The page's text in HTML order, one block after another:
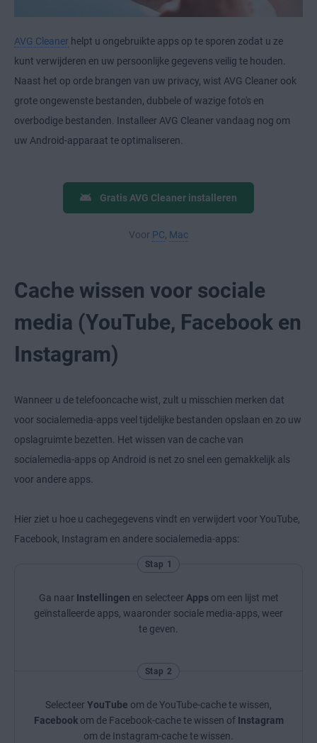
AVG Cleaner helpt u ongebruikte apps op te sporen zodat u ze
kunt verwijderen en uw persoonlijke gegevens veilig te houden.
Naast het op orde brangen van uw privacy, wist AVG Cleaner ook
grote ongewenste bestanden, dubbele of wazige foto's en
overbodige bestanden. Installeer AVG Cleaner vandaag nog om
uw Android-apparaat te optimaliseren.
Gratis AVG Cleaner installeren
Voor PC Mac
Cache wissen voor sociale
media (YouTube, Facebook en
Instagram)
Wanneer u de telefooncache wist, zult u misschien merken dat
voor socialemedia-apps veel tijdelijke bestanden opslaan en zo uw
opslagruimte bezetten. Het wissen van de cache van
socialemedia-apps op Android is net zo snel een gemakkelijk als
voor andere apps.
Hier ziet u hoe u cachegegevens vindt en verwijdert voor YouTube,
Facebook, Instagram en andere socialemedia-apps:
Stap 1
Ga naar Instellingen en selecteer Appsom een lijst met
geïnstalleerde apps, waaronder sociale media-apps, weer
te geven.
Stap 2
Selecteer YouTube om de YouTube-cache te wissen,
Facebookom de Facebook-cache te wissen of Instagram
om de Instagram-cache te wissen.